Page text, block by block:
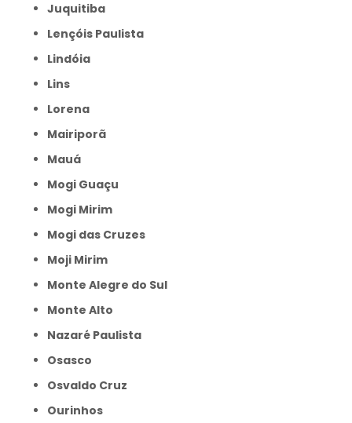
Juquitiba
Lençóis Paulista
Lindóia
Lins
Lorena
Mairiporã
Mauá
Mogi Guaçu
Mogi Mirim
Mogi das Cruzes
Moji Mirim
Monte Alegre do Sul
Monte Alto
Nazaré Paulista
Osasco
Osvaldo Cruz
Ourinhos